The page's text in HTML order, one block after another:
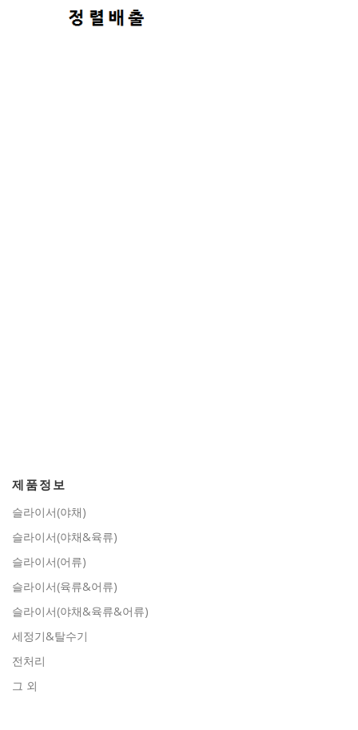
제품정보
슬라이서(야채)
슬라이서(야채&육류)
슬라이서(어류)
슬라이서(육류&어류)
슬라이서(야채&육류&어류)
세정기&탈수기
전처리
그 외